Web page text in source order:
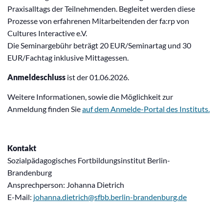
Praxisalltags der Teilnehmenden. Begleitet werden diese
Prozesse von erfahrenen Mitarbeitenden der fa:rp von
Cultures Interactive e.V.
Die Seminargebühr beträgt 20 EUR/Seminartag und 30
EUR/Fachtag inklusive Mittagessen.
Anmeldeschluss ist der 01.06.2026.
Weitere Informationen, sowie die Möglichkeit zur
Anmeldung finden Sieauf dem Anmelde-Portal des Instituts.
Kontakt
Sozialpädagogisches Fortbildungsinstitut Berlin-
Brandenburg
Ansprechperson: Johanna Dietrich
E-Mail: johanna.dietrich@sfbb.berlin-brandenburg.de